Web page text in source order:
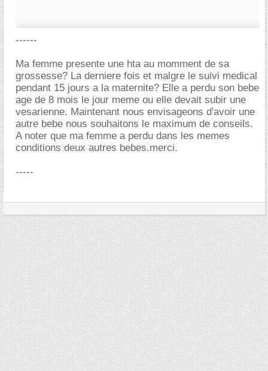
------
Ma femme presente une hta au momment de sa
grossesse? La derniere fois et malgre le suivi medical
pendant 15 jours a la maternite? Elle a perdu son bebe
age de 8 mois le jour meme ou elle devait subir une
vesarienne. Maintenant nous envisageons d'avoir une
autre bebe nous souhaitons le maximum de conseils.
A noter que ma femme a perdu dans les memes
conditions deux autres bebes.merci.
-----